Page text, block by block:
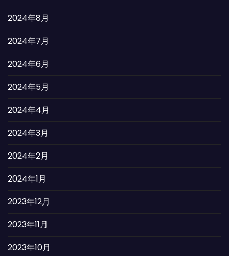
2024年8月
2024年7月
2024年6月
2024年5月
2024年4月
2024年3月
2024年2月
2024年1月
2023年12月
2023年11月
2023年10月